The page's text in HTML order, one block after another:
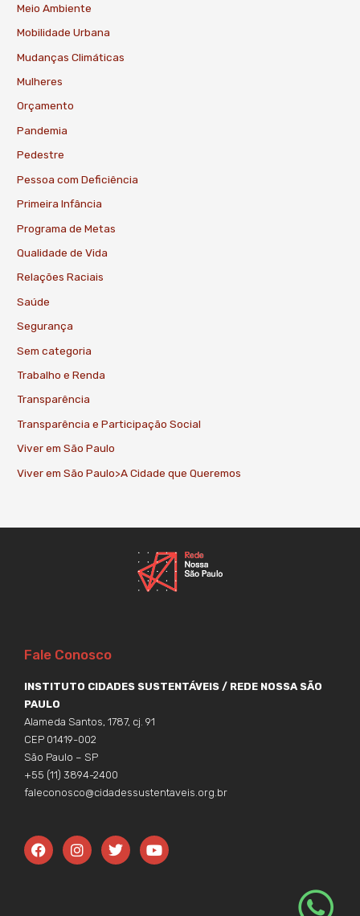
Meio Ambiente
Mobilidade Urbana
Mudanças Climáticas
Mulheres
Orçamento
Pandemia
Pedestre
Pessoa com Deficiência
Primeira Infância
Programa de Metas
Qualidade de Vida
Relações Raciais
Saúde
Segurança
Sem categoria
Trabalho e Renda
Transparência
Transparência e Participação Social
Viver em São Paulo
Viver em São Paulo>A Cidade que Queremos
Fale Conosco
INSTITUTO CIDADES SUSTENTÁVEIS / REDE NOSSA SÃO
PAULO
Alameda Santos, 1787, cj. 91
CEP 01419-002
São Paulo – SP
+55 (11) 3894-2400
faleconosco@cidadessustentaveis.org.br
F
a
I
n
T
w
Y
o